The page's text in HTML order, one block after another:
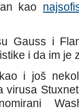
kao
Gauss i
i da im je
i još
virusa